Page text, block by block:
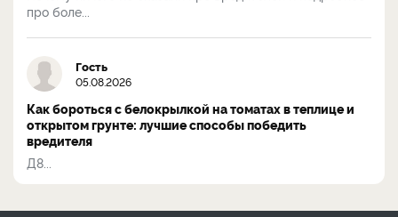
про боле...
Гость
05.08.2026
Как бороться с белокрылкой на томатах в теплице и
открытом грунте: лучшие способы победить
вредителя
Д8...